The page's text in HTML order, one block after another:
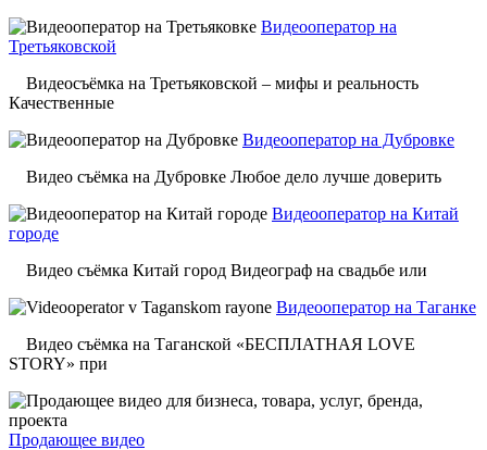
Видеооператор на
Третьяковской
Видеосъёмка на Третьяковской – мифы и реальность
Качественные
Видеооператор на Дубровке
Видео съёмка на Дубровке Любое дело лучше доверить
Видеооператор на Китай
городе
Видео съёмка Китай город Видеограф на свадьбе или
Видеооператор на Таганке
Видео съёмка на Таганской «БЕСПЛАТНАЯ LOVE
STORY» при
Продающее видео